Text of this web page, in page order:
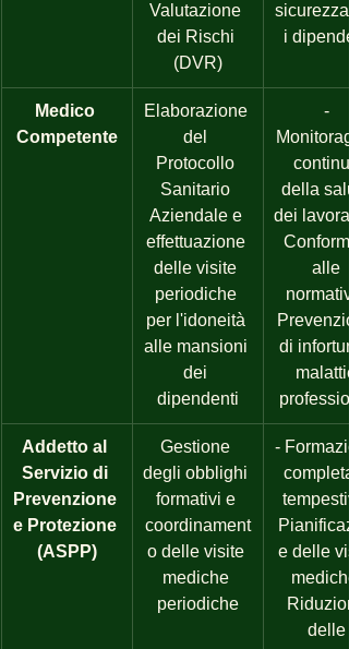
Valutazione
dei Rischi
(DVR)
sicurezza
i
Medico
Competente
Elaborazione
del
Protocollo
Sanitario
Aziendale e
effettuazione
delle visite
periodiche
per l'idoneità
alle mansioni
dei
dipendenti
-
della
dei
alle
di
Addetto al
Servizio di
Prevenzione
e Protezione
(ASPP)
Gestione
degli obblighi
formativi e
coordinament
o delle visite
mediche
periodiche
-
e delle
delle